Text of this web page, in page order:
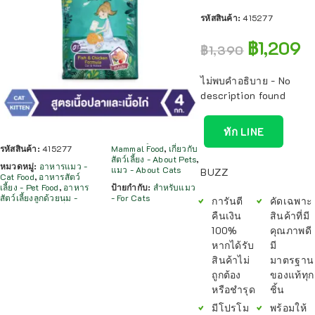
รหัสสินค้า:415277
หมวดหมู่: อาหารแมว -
Cat Food, อาหารสัตว์
เลี้ยง - Pet Food, อาหาร
สัตว์เลี้ยงลูกด้วยนม -
Mammal Food, เกี่ยวกับ
สัตว์เลี้ยง - About Pets,
แมว - About Cats
ป้ายกำกับ: สำหรับแมว
- For Cats
รหัสสินค้า:415277
฿1,390 ฿1,209
ไม่พบคำอธิบาย - No
description found
ทัก LINE
BUZZ
การันตี
คืนเงิน
100%
หากได้รับ
สินค้าไม่
ถูกต้อง
หรือชำรุด
มีโปรโม
คัดเฉพาะ
สินค้าที่มี
คุณภาพดี
มี
มาตรฐาน
ของแท้ทุก
ชิ้น
พร้อมให้